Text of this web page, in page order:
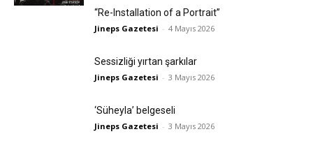
“Re-Installation of a Portrait”
Jineps Gazetesi - 4 Mayıs 2026
Sessizliği yırtan şarkılar
Jineps Gazetesi - 3 Mayıs 2026
‘Süheyla’ belgeseli
Jineps Gazetesi - 3 Mayıs 2026